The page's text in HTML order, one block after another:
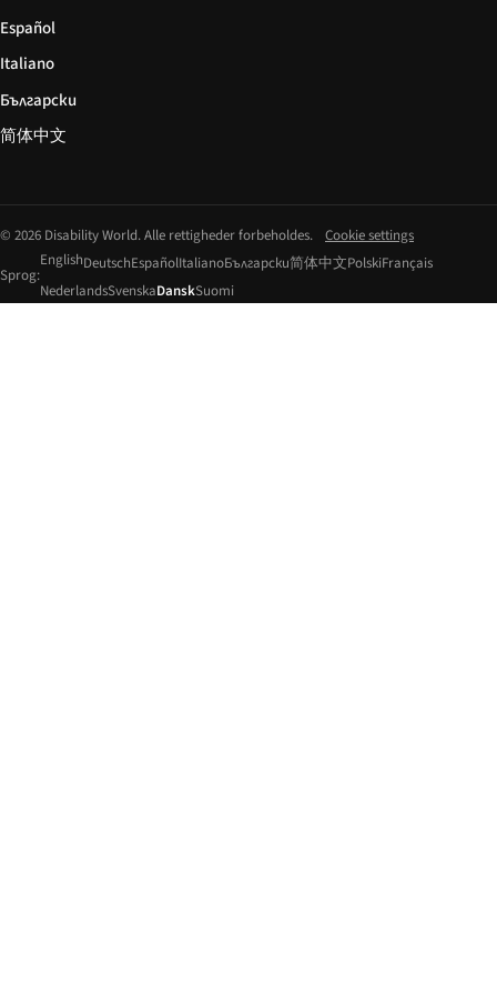
Español
Italiano
Български
简体中文
© 2026 Disability World. Alle rettigheder forbeholdes. Cookie settings
Sprog:
EnglishDeutschEspañolItalianoБългарски简体中文PolskiFrançais
NederlandsSvenskaDanskSuomi